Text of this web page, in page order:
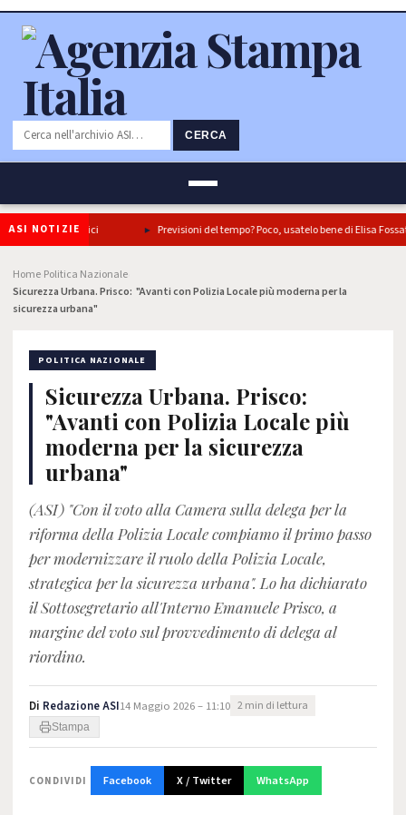
CERCA
ASI NOTIZIE
tre piatti iconici Previsioni del tempo? Poco, usatelo bene di Elisa Fossati
Home Politica Nazionale
Sicurezza Urbana. Prisco: "Avanti con Polizia Locale più moderna per la
sicurezza urbana"
POLITICA NAZIONALE
Sicurezza Urbana. Prisco:
"Avanti con Polizia Locale più
moderna per la sicurezza
urbana"
(ASI) "Con il voto alla Camera sulla delega per la
riforma della Polizia Locale compiamo il primo passo
per modernizzare il ruolo della Polizia Locale,
strategica per la sicurezza urbana". Lo ha dichiarato
il Sottosegretario all'Interno Emanuele Prisco, a
margine del voto sul provvedimento di delega al
riordino.
Di Redazione ASI14 Maggio 2026 – 11:10 2 min di lettura
Stampa
CONDIVIDI Facebook X / Twitter WhatsApp